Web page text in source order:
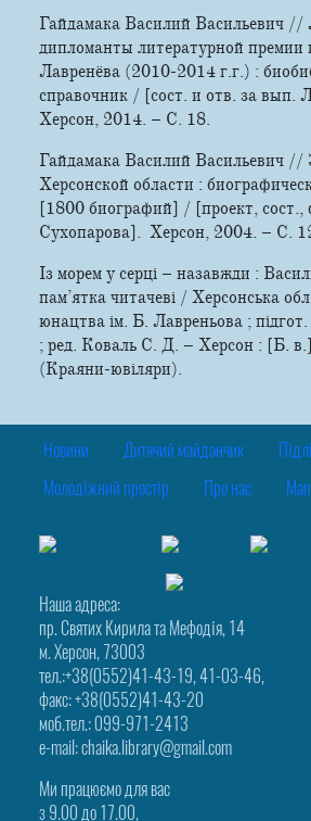
Гайдамака Василий Васильевич //
дипломанты литературной премии
Лавренёва (2010-2014 г.г.) :
справочник / [сост. и отв. за вып.
Херсон, 2014. – С. 18.
Гайдамака Василий Васильевич //
Херсонской области :
[1800 биографий] / [проект,
Сухопарова]. ­ Херсон, 2004. – С.
Із морем у серці – назавжди :
пам’ятка читачеві / Херсонська
юнацтва ім. Б. Лавреньова ;
; ред. Коваль С. Д. – Херсон : [Б.
(Краяни-ювіляри).
Новини Дитячий майданчик
Молодіжний простір Про нас
Наша адреса:
пр. Святих Кирила та Мефодія, 14
м. Херсон, 73003
тел.:+38(0552)41-43-19, 41-03-46,
факс: +38(0552)41-43-20
моб.тел.: 099-971-2413
e-mail: chaika.library@gmail.com
Ми працюємо для вас
з 9.00 до 17.00,